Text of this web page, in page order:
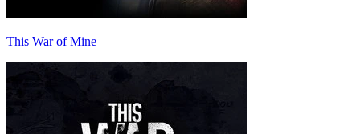
This War of Mine